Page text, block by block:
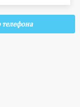
телефона